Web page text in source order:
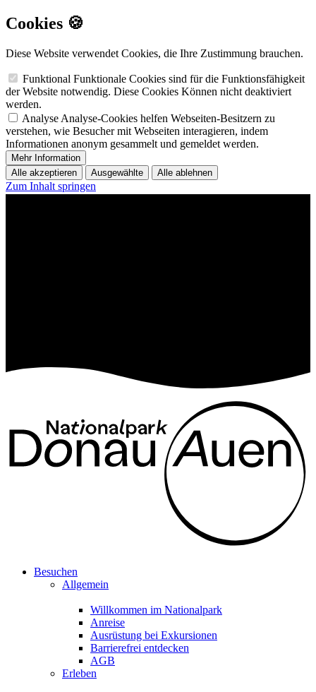
Cookies 🍪
Diese Website verwendet Cookies, die Ihre Zustimmung brauchen.
Funktional Funktionale Cookies sind für die Funktionsfähigkeit
der Website notwendig. Diese Cookies Können nicht deaktiviert
werden.
Analyse Analyse-Cookies helfen Webseiten-Besitzern zu
verstehen, wie Besucher mit Webseiten interagieren, indem
Informationen anonym gesammelt und gemeldet werden.
Mehr Information
Alle akzeptieren
Ausgewählte Alle ablehnen
Zum Inhalt springen
Besuchen
Allgemein
Willkommen im Nationalpark
Anreise
Ausrüstung bei Exkursionen
Barrierefrei entdecken
AGB
Erleben